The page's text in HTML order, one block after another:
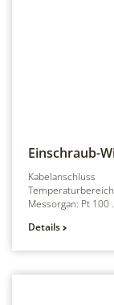
Einschraub-
Kabelanschluss
Messorgan: Pt 100
Details